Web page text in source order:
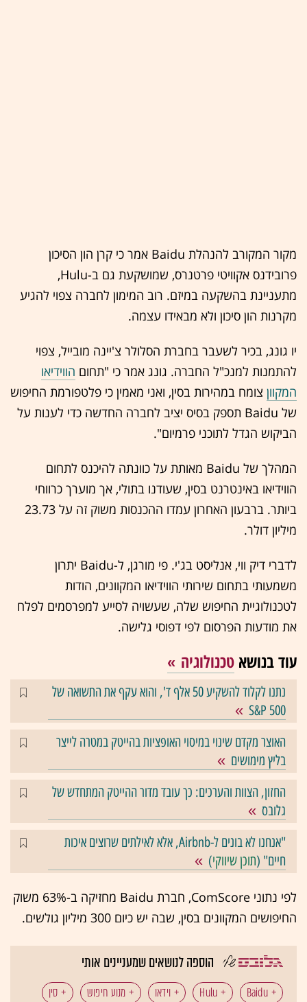
מקור המקורב להנהלת Baidu אמר כי קרן הון הסיכון
פרובידנס אקוויטי פרטנרס, שמושקעת גם ב-Hulu,
מתעניינת בהשקעה במיזם. רוב המימון לחברה צפוי להגיע
מקרנות הון סיכון ולא מבאידו עצמה.
יו גונג, בכיר לשעבר בחברת הסלולר צ'יינה מובייל, צפוי
להתמנות למנכ"ל החברה. גונג אמר כי "תחום הווידיאו
המקוון צומח במהירות בסין, ואני מאמין כי פלטפורמת החיפוש
של Baidu תספק בסיס יציב לחברה החדשה כדי לענות על
הביקוש הגדל לתוכני פרמיום".
המהלך של Baidu מאותת על כוונתה להיכנס לתחום
הווידיאו באינטרנט בסין, שעודנו בתולי, אך מוערך כרווחי
ביותר. ברבעון האחרון עמדו ההכנסות משוק זה על 23.73
מיליון דולר.
לדברי דיק ווי, אנליסט בג'י. פי מורגן, ל-Baidu יתרון
משמעותי בתחום שירותי הווידיאו המקוונים, הודות
לטכנולוגיית החיפוש שלה, שעשויה לסייע למפרסמים לפלח
את מודעות הפרסום לפי דפוסי גלישה.
עוד בנושא טכנולוגיה
נתנו לקלוד להשקיע 50 אלף ד', והוא עקף את התשואה של
S&P 500
האוצר מקדם שינוי במיסוי האופציות בהייטק במטרה לייצר
בליץ מימושים
החזון, הצוות והערכים: כך עובד מדור ההייטק המתחדש של
גלובס
"אנחנו לא בונים ל-Airbnb, אלא לאילתים שרוצים איכות
חיים" (תוכן שיווקי)
לפי נתוני ComScore, חברת Baidu מחזיקה ב-63% משוק
החיפושים המקוונים בסין, שבה יש כיום 300 מיליון גולשים.
הוספה לנושאים שמעניינים אותי
Baidu
Hulu וידאו מנוע חיפוש סין